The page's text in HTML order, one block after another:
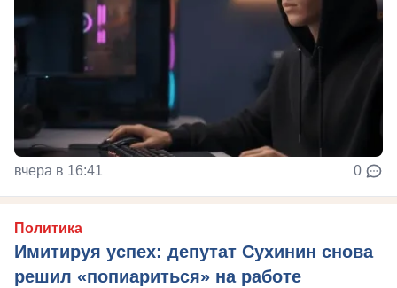
вчера в 16:41 0
Политика
Имитируя успех: депутат Сухинин снова
решил «попиариться» на работе